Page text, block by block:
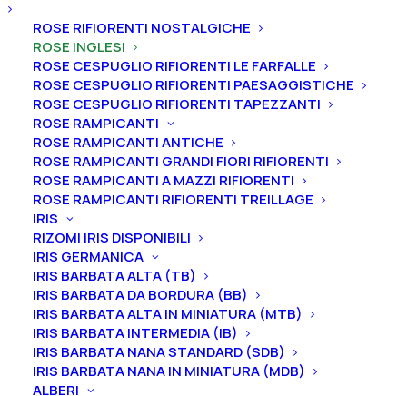
ROSE RIFIORENTI NOSTALGICHE
ROSE INGLESI
ROSE CESPUGLIO RIFIORENTI LE FARFALLE
ROSE CESPUGLIO RIFIORENTI PAESAGGISTICHE
ROSE CESPUGLIO RIFIORENTI TAPEZZANTI
ROSE RAMPICANTI
ROSE RAMPICANTI ANTICHE
ROSE RAMPICANTI GRANDI FIORI RIFIORENTI
ROSE RAMPICANTI A MAZZI RIFIORENTI
ROSE RAMPICANTI RIFIORENTI TREILLAGE
IRIS
RIZOMI IRIS DISPONIBILI
IRIS GERMANICA
IRIS BARBATA ALTA (TB)
IRIS BARBATA DA BORDURA (BB)
IRIS BARBATA ALTA IN MINIATURA (MTB)
IRIS BARBATA INTERMEDIA (IB)
IRIS BARBATA NANA STANDARD (SDB)
IRIS BARBATA NANA IN MINIATURA (MDB)
ALBERI
Rosa cespuglio rifiorente inglese “Queen of Sweden®”
Rosa cespuglio rifiorente
inglese “Queen of
Sweden®”
27,00€
La Rosa “Queen of Sweden®” ha fiori incantevoli a
forma di coppa che poi diventano rosette. Il colore è
etereo, rosa pastello chiaro con leggere vibrazioni
d’albicocca a maturità. Il profumo è leggero e ricorda
la mirra. La Rosa “Queen of Sweden®” è molto amata
per il reciso.